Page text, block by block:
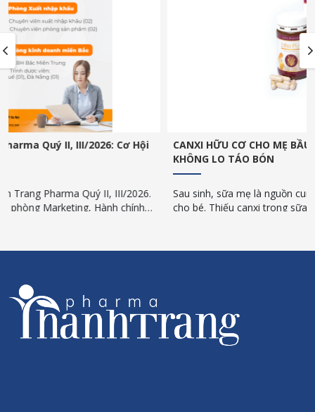
Cơ Hội
III/2026.
chính,
CANXI HỮU CƠ CHO MẸ BẦU SAU SINH_HẤP THU
Sau sinh, sữa mẹ là nguồn cung cấp canxi thiết yếu và
cho bé. Thiếu canxi trong sữa mẹ có thể khiến trẻ
mẹ sau sinh là giải pháp toàn diện giúp tối đa hấp thu,